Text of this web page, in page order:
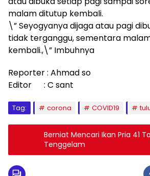
malam ditutup kembali.
\” Seyogyanya dijaga atau pagi
tidak terganggu, sementara
kembali.,\” Imbuhnya
Reporter : Ahmad so
Editor : C sant
Tag: corona COVID19
Berniat Mencari Ikan Pria 41
Tenggelam